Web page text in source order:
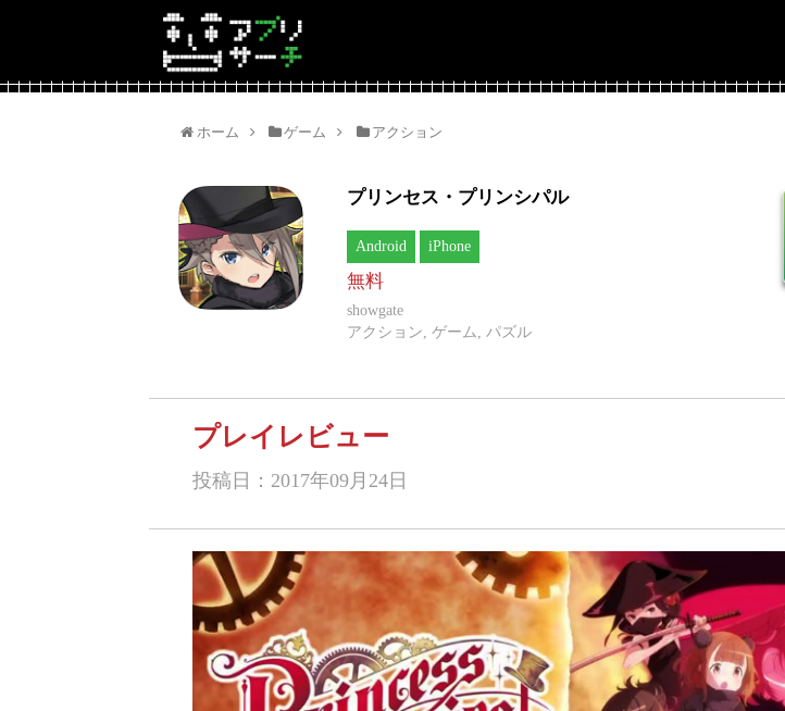
ホーム ゲーム アクション
プリンセス・プリンシパル
Android iPhone
無料
showgate
アクション, ゲーム, パズル
プレイレビュー
投稿日：2017年09月24日